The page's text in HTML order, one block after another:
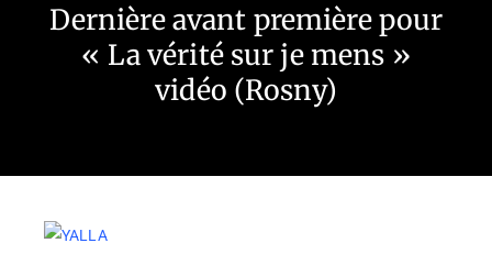
Dernière avant première pour
« La vérité sur je mens »
vidéo (Rosny)